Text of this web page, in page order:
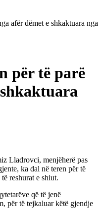
afër dëmet e shkaktuara nga
për të parë
Lladrovci, menjëherë pas
ka dal në teren për të
reshurat e shiut.
që të jenë
për të tejkaluar këtë gjendje